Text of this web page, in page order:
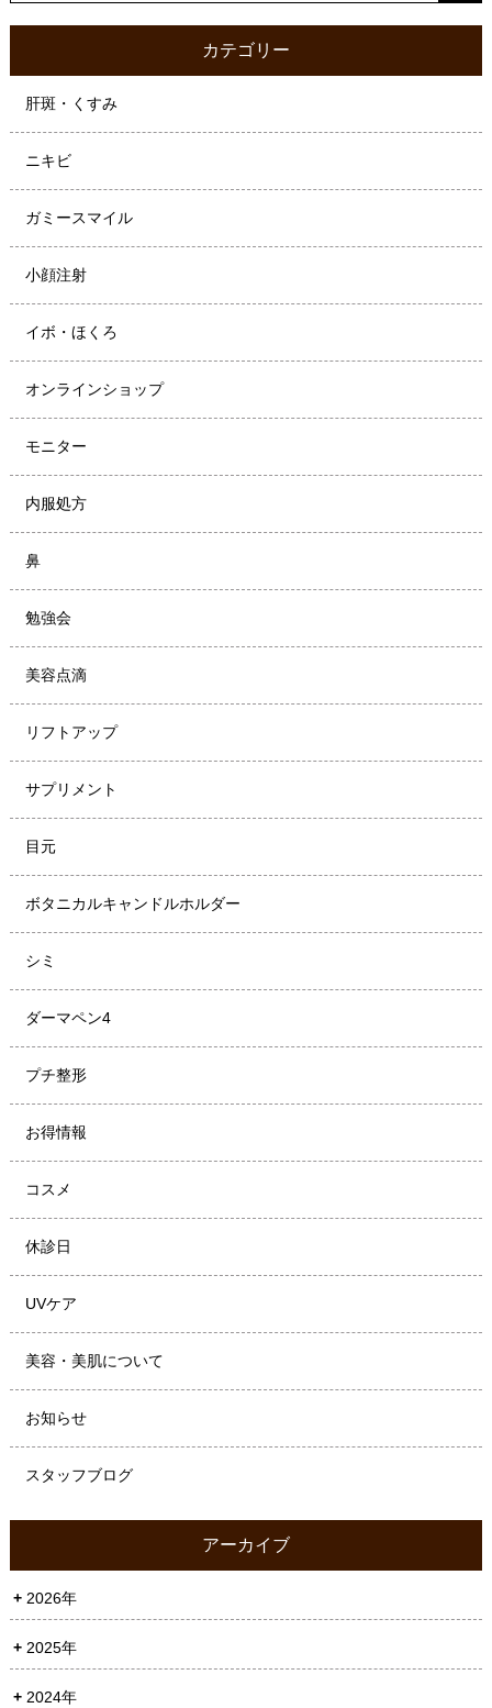
カテゴリー
肝斑・くすみ
ニキビ
ガミースマイル
小顔注射
イボ・ほくろ
オンラインショップ
モニター
内服処方
鼻
勉強会
美容点滴
リフトアップ
サプリメント
目元
ボタニカルキャンドルホルダー
シミ
ダーマペン4
プチ整形
お得情報
コスメ
休診日
UVケア
美容・美肌について
お知らせ
スタッフブログ
アーカイブ
2026年
2025年
2024年